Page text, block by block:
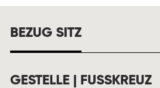
BEZUG SITZAUSWÄHLEN
GESTELLE | FUSSKREUZ